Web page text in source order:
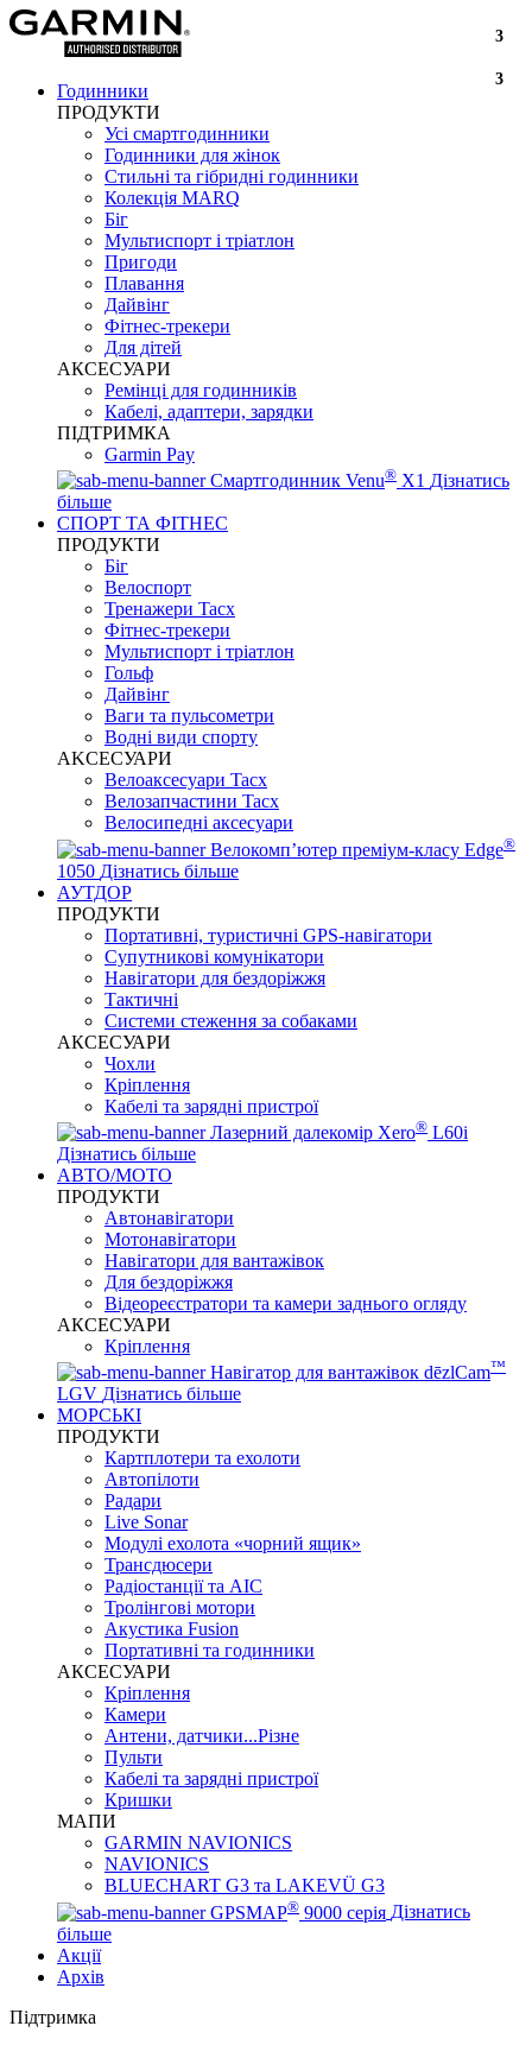
Годинники
ПРОДУКТИ
Усі смартгодинники
Годинники для жінок
Стильні та гібридні годинники
Колекція MARQ
Біг
Мультиспорт і тріатлон
Пригоди
Плавання
Дайвінг
Фітнес-трекери
Для дітей
АКСЕСУАРИ
Ремінці для годинників
Кабелі, адаптери, зарядки
ПІДТРИМКА
Garmin Pay
Смартгодинник Venu® X1 Дізнатись
більше
СПОРТ ТА ФІТНЕС
ПРОДУКТИ
Біг
Велоспорт
Тренажери Tacx
Фітнес-трекери
Мультиспорт і тріатлон
Гольф
Дайвінг
Ваги та пульсометри
Водні види спорту
AKCЕСУАРИ
Велоаксесуари Tacx
Велозапчастини Tacx
Велосипедні аксесуари
Велокомп’ютер преміум-класу Edge®
1050 Дізнатись більше
АУТДОР
ПРОДУКТИ
Портативні, туристичні GPS-навігатори
Супутникові комунікатори
Навігатори для бездоріжжя
Тактичні
Системи стеження за собаками
АКСЕСУАРИ
Чохли
Кріплення
Кабелі та зарядні пристрої
Лазерний далекомір Xero® L60i
Дізнатись більше
АВТО/МОТО
ПРОДУКТИ
Автонавігатори
Мотонавігатори
Навігатори для вантажівок
Для бездоріжжя
Відеореєстратори та камери заднього огляду
АКСЕСУАРИ
Кріплення
Навігатор для вантажівок dēzlCam™
LGV Дізнатись більше
МОРСЬКІ
ПРОДУКТИ
Картплотери та ехолоти
Автопілоти
Радари
Live Sonar
Модулі ехолота «чорний ящик»
Трансдюсери
Радіостанції та АІС
Тролінгові мотори
Акустика Fusion
Портативні та годинники
АКСЕСУАРИ
Кріплення
Камери
Антени, датчики...Різне
Пульти
Кабелі та зарядні пристрої
Кришки
МАПИ
GARMIN NAVIONICS
NAVIONICS
BLUECHART G3 та LAKEVÜ G3
GPSMAP® 9000 серія Дізнатись
більше
Акції
Архів
Підтримка
3
3